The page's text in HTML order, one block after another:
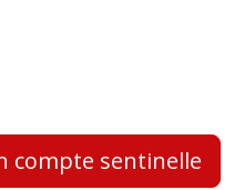
compte sentinelle